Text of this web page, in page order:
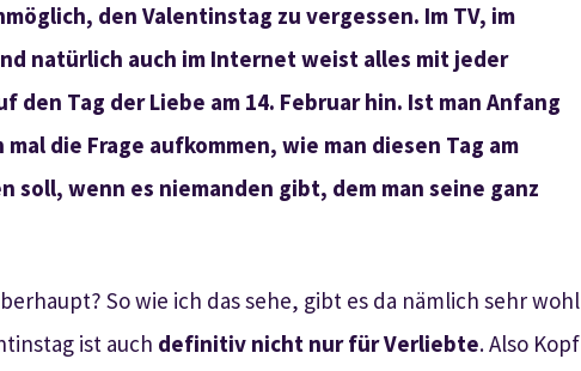
den Valentinstag zu vergessen. Im TV, im
natürlich auch im Internet weist alles mit jeder
den Tag der Liebe am 14. Februar hin. Ist man Anfang
die Frage aufkommen, wie man diesen Tag am
soll, wenn es niemanden gibt, dem man seine ganz
So wie ich das sehe, gibt es da nämlich sehr wohl
ist auch definitiv nicht nur für Verliebte. Also Kopf